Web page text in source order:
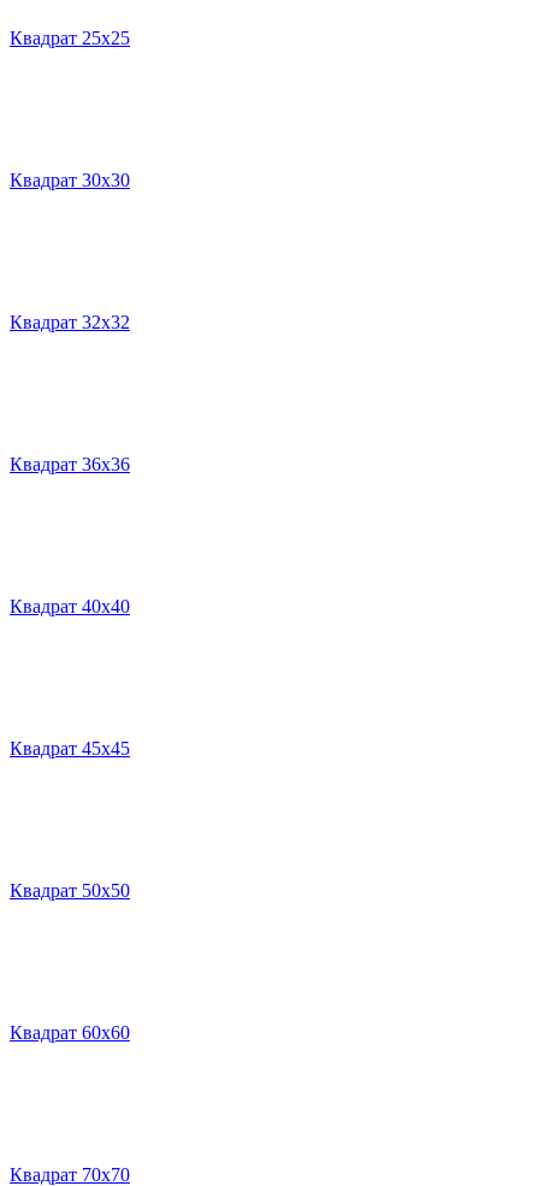
Квадрат 25х25
Квадрат 30х30
Квадрат 32х32
Квадрат 36х36
Квадрат 40х40
Квадрат 45х45
Квадрат 50х50
Квадрат 60х60
Квадрат 70х70